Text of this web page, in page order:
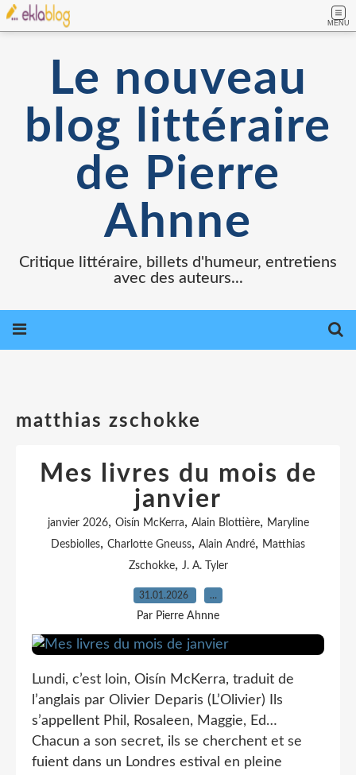
MENU
Le nouveau
blog littéraire
de Pierre
Ahnne
Critique littéraire, billets d'humeur, entretiens
avec des auteurs...
matthias zschokke
Mes livres du mois de
janvier
janvier 2026, Oisín McKerra, Alain Blottière, Maryline
Desbiolles, Charlotte Gneuss, Alain André, Matthias
Zschokke, J. A. Tyler
31.01.2026 …
Par Pierre Ahnne
Lundi, c’est loin, Oisín McKerra, traduit de
l’anglais par Olivier Deparis (L’Olivier) Ils
s’appellent Phil, Rosaleen, Maggie, Ed…
Chacun a son secret, ils se cherchent et se
fuient dans un Londres estival en pleine